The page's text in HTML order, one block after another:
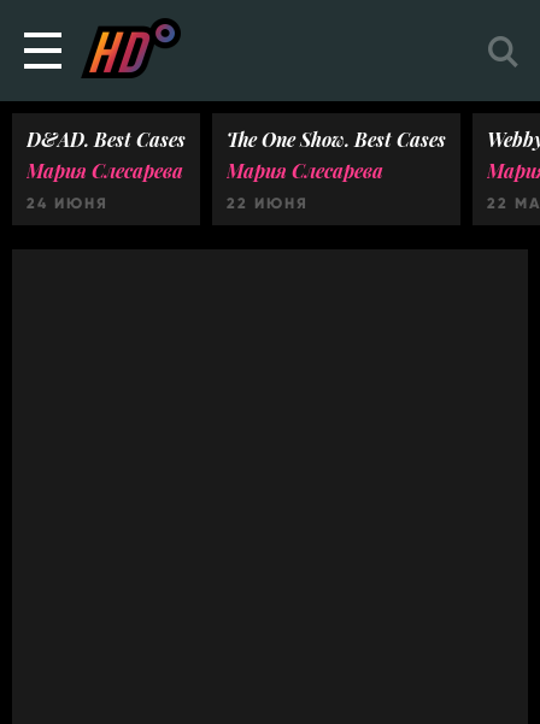
D&AD. Best Cases
Мария Слесарева
24 ИЮНЯ
The One Show. Best Cases
Мария Слесарева
22 ИЮНЯ 22